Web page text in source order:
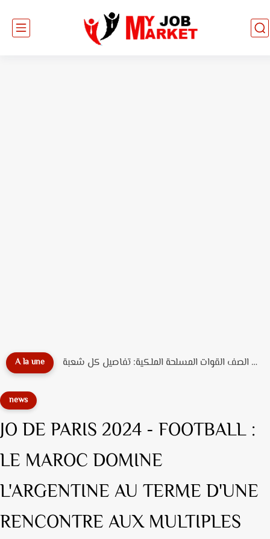
A la une دليل تخصصات ضباط الصف القوات المسلحة الملكية: تفاصيل كل شعبة...
news
JO DE PARIS 2024 - FOOTBALL :
LE MAROC DOMINE
L'ARGENTINE AU TERME D'UNE
RENCONTRE AUX MULTIPLES